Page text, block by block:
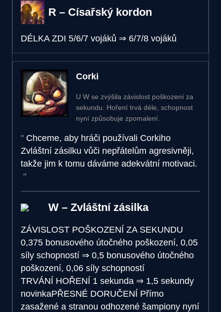
R – Císařský kordon
DÉLKA ZDI 5/6/7 vojáků ⇒ 6/7/8 vojáků
Corki
U W se zvýšila závislost poškození za
sekundu. Hoření trvá déle, schopnost
nyní způsobuje zpomalení.
Chceme, aby hráči používali Corkiho
Zvláštní zásilku vůči nepřátelům agresivněji,
takže jim k tomu dáváme adekvátní motivaci.
W – Zvláštní zásilka
ZÁVISLOST POŠKOZENÍ ZA SEKUNDU
0,375 bonusového útočného poškození, 0,05
síly schopností ⇒ 0,5 bonusového útočného
poškození, 0,06 síly schopností
TRVÁNÍ HOŘENÍ 1 sekunda ⇒ 1,5 sekundy
novinkaPŘESNÉ DORUČENÍ Přímo
zasažené a stranou odhozené šampiony nyní